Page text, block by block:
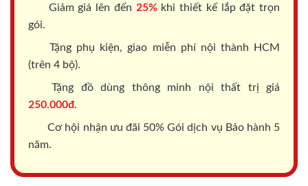
Giảm giá lên đến 25%khi thiết kế lắp đặt trọn
gói.
Tặng phụ kiện, giao miễn phí nội thành HCM
(trên 4 bộ).
Tặng đồ dùng thông minh nội thất trị giá
250.000đ.
Cơ hội nhận ưu đãi 50% Gói dịch vụ Bảo hành 5
năm.